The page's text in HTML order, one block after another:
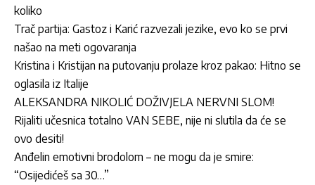
koliko
Trač partija: Gastoz i Karić razvezali jezike, evo ko se prvi
našao na meti ogovaranja
Kristina i Kristijan na putovanju prolaze kroz pakao: Hitno se
oglasila iz Italije
ALEKSANDRA NIKOLIĆ DOŽIVJELA NERVNI SLOM!
Rijaliti učesnica totalno VAN SEBE, nije ni slutila da će se
ovo desiti!
Anđelin emotivni brodolom – ne mogu da je smire:
“Osijedićeš sa 30…”